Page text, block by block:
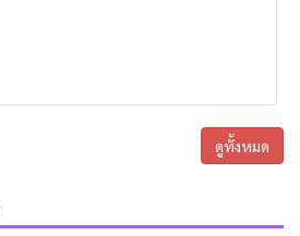
ดูทั้งหมด